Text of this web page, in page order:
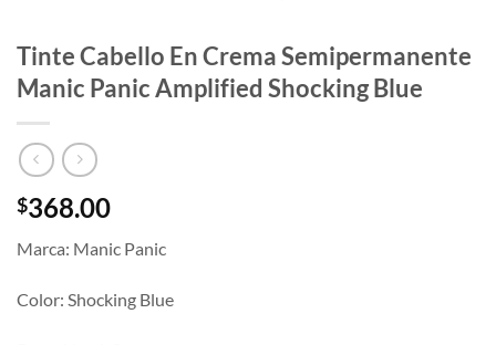
Tinte Cabello En Crema Semipermanente
Manic Panic Amplified Shocking Blue
$368.00
Marca: Manic Panic
Color: Shocking Blue